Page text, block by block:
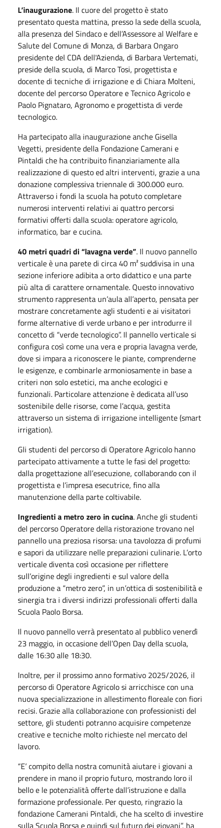
L’inaugurazione. Il cuore del progetto è stato
presentato questa mattina, presso la sede della scuola,
alla presenza del Sindaco e dell’Assessore al Welfare e
Salute del Comune di Monza, di Barbara Ongaro
presidente del CDA dell'Azienda, di Barbara Vertemati,
preside della scuola, di Marco Tosi, progettista e
docente di tecniche di irrigazione e di Chiara Molteni,
docente del percorso Operatore e Tecnico Agricolo e
Paolo Pignataro, Agronomo e progettista di verde
tecnologico.
Ha partecipato alla inaugurazione anche Gisella
Vegetti, presidente della Fondazione Camerani e
Pintaldi che ha contribuito finanziariamente alla
realizzazione di questo ed altri interventi, grazie a una
donazione complessiva triennale di 300.000 euro.
Attraverso i fondi la scuola ha potuto completare
numerosi interventi relativi ai quattro percorsi
formativi offerti dalla scuola: operatore agricolo,
informatico, bar e cucina.
40 metri quadri di “lavagna verde”. Il nuovo pannello
verticale è una parete di circa 40 m² suddivisa in una
sezione inferiore adibita a orto didattico e una parte
più alta di carattere ornamentale. Questo innovativo
strumento rappresenta un’aula all’aperto, pensata per
mostrare concretamente agli studenti e ai visitatori
forme alternative di verde urbano e per introdurre il
concetto di “verde tecnologico”. Il pannello verticale si
configura così come una vera e propria lavagna verde,
dove si impara a riconoscere le piante, comprenderne
le esigenze, e combinarle armoniosamente in base a
criteri non solo estetici, ma anche ecologici e
funzionali. Particolare attenzione è dedicata all’uso
sostenibile delle risorse, come l’acqua, gestita
attraverso un sistema di irrigazione intelligente (smart
irrigation).
Gli studenti del percorso di Operatore Agricolo hanno
partecipato attivamente a tutte le fasi del progetto:
dalla progettazione all’esecuzione, collaborando con il
progettista e l’impresa esecutrice, fino alla
manutenzione della parte coltivabile.
Ingredienti a metro zero in cucina. Anche gli studenti
del percorso Operatore della ristorazione trovano nel
pannello una preziosa risorsa: una tavolozza di profumi
e sapori da utilizzare nelle preparazioni culinarie. L’orto
verticale diventa così occasione per riflettere
sull’origine degli ingredienti e sul valore della
produzione a “metro zero”, in un’ottica di sostenibilità e
sinergia tra i diversi indirizzi professionali offerti dalla
Scuola Paolo Borsa.
Il nuovo pannello verrà presentato al pubblico venerdì
23 maggio, in occasione dell’Open Day della scuola,
dalle 16:30 alle 18:30.
Inoltre, per il prossimo anno formativo 2025/2026, il
percorso di Operatore Agricolo si arricchisce con una
nuova specializzazione in allestimento floreale con fiori
recisi. Grazie alla collaborazione con professionisti del
settore, gli studenti potranno acquisire competenze
creative e tecniche molto richieste nel mercato del
lavoro.
“E’ compito della nostra comunità aiutare i giovani a
prendere in mano il proprio futuro, mostrando loro il
bello e le potenzialità offerte dall’istruzione e dalla
formazione professionale. Per questo, ringrazio la
fondazione Camerani Pintaldi, che ha scelto di investire
sulla Scuola Borsa e quindi sul futuro dei giovani”, ha